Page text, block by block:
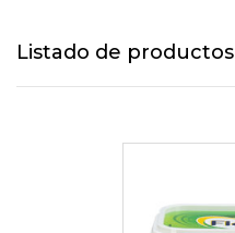
Listado de productos